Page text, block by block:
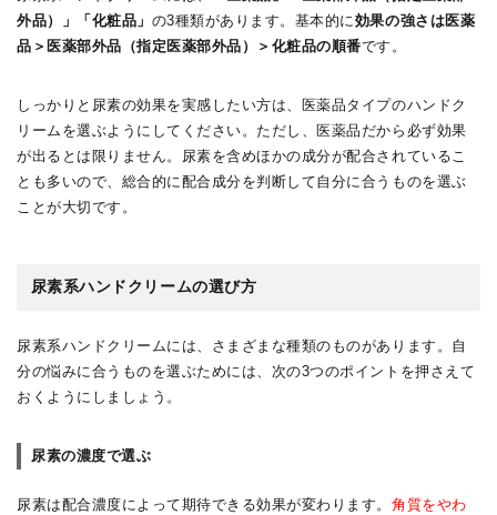
外品）」「化粧品」 の3種類があります。基本的に 効果の強さは医薬
品＞医薬部外品（指定医薬部外品）＞化粧品の順番です。
しっかりと尿素の効果を実感したい方は、医薬品タイプのハンドク
リームを選ぶようにしてください。ただし、医薬品だから必ず効果
が出るとは限りません。尿素を含めほかの成分が配合されているこ
とも多いので、総合的に配合成分を判断して自分に合うものを選ぶ
ことが大切です。
尿素系ハンドクリームの選び方
尿素系ハンドクリームには、さまざまな種類のものがあります。自
分の悩みに合うものを選ぶためには、次の3つのポイントを押さえて
おくようにしましょう。
尿素の濃度で選ぶ
尿素は配合濃度によって期待できる効果が変わります。 角質をやわ